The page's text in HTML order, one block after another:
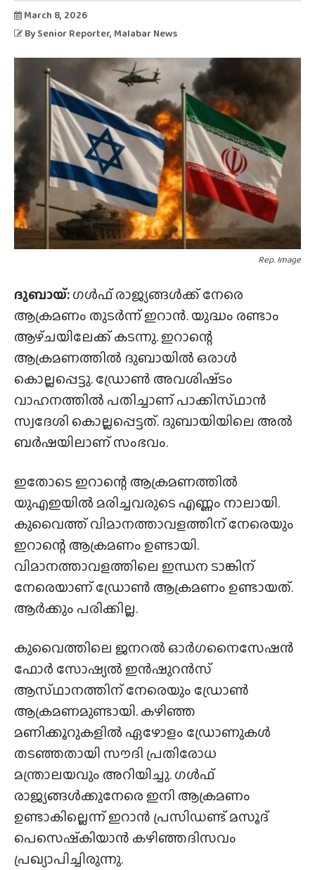
March 8, 2026
By Senior Reporter, Malabar News
Rep. Image
ദുബായ്:ഗൾഫ് രാജ്യങ്ങൾക്ക് നേരെ
ആക്രമണം തുടർന്ന് ഇറാൻ. യുദ്ധം രണ്ടാം
ആഴ്‌ചയിലേക്ക് കടന്നു. ഇറാന്റെ
ആക്രമണത്തിൽ ദുബായിൽ ഒരാൾ
കൊല്ലപ്പെട്ടു. ഡ്രോൺ അവശിഷ്‌ടം
വാഹനത്തിൽ പതിച്ചാണ് പാക്കിസ്‌ഥാൻ
സ്വദേശി കൊല്ലപ്പെട്ടത്. ദുബായിയിലെ അൽ
ബർഷയിലാണ് സംഭവം.
ഇതോടെ ഇറാന്റെ ആക്രമണത്തിൽ
യുഎഇയിൽ മരിച്ചവരുടെ എണ്ണം നാലായി.
കുവൈത്ത് വിമാനത്താവളത്തിന് നേരെയും
ഇറാന്റെ ആക്രമണം ഉണ്ടായി.
വിമാനത്താവളത്തിലെ ഇന്ധന ടാങ്കിന്
നേരെയാണ് ഡ്രോൺ ആക്രമണം ഉണ്ടായത്.
ആർക്കും പരിക്കില്ല.
കുവൈത്തിലെ ജനറൽ ഓർഗനൈസേഷൻ
ഫോർ സോഷ്യൽ ഇൻഷുറൻസ്
ആസ്‌ഥാനത്തിന് നേരെയും ഡ്രോൺ
ആക്രമണമുണ്ടായി. കഴിഞ്ഞ
മണിക്കൂറുകളിൽ ഏഴോളം ഡ്രോണുകൾ
തടഞ്ഞതായി സൗദി പ്രതിരോധ
മന്ത്രാലയവും അറിയിച്ചു. ഗൾഫ്
രാജ്യങ്ങൾക്കുനേരെ ഇനി ആക്രമണം
ഉണ്ടാകില്ലെന്ന് ഇറാൻ പ്രസിഡണ്ട് മസൂദ്
പെസെഷ്‌കിയാൻ കഴിഞ്ഞദിസവം
പ്രഖ്യാപിച്ചിരുന്നു.